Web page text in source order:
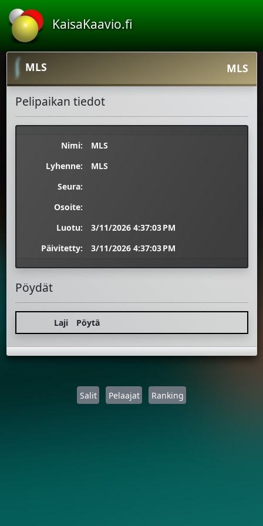
KaisaKaavio.fi
MLS MLS
Pelipaikan tiedot
Nimi:
MLS
Lyhenne:
MLS
Seura:
Osoite:
Luotu:
3/11/2026 4:37:03 PM
Päivitetty:
3/11/2026 4:37:03 PM
Pöydät
Laji Pöytä
Salit Pelaajat Ranking